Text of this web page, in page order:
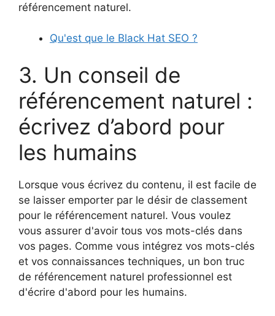
référencement naturel.
Qu'est que le Black Hat SEO ?
3. Un conseil de
référencement naturel :
écrivez d’abord pour
les humains
Lorsque vous écrivez du contenu, il est facile de
se laisser emporter par le désir de classement
pour le référencement naturel. Vous voulez
vous assurer d'avoir tous vos mots-clés dans
vos pages. Comme vous intégrez vos mots-clés
et vos connaissances techniques, un bon truc
de référencement naturel professionnel est
d'écrire d'abord pour les humains.